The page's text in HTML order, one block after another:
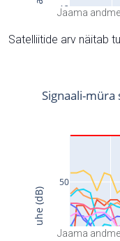
Jaama
Satelliitide arv näitab
Jaama